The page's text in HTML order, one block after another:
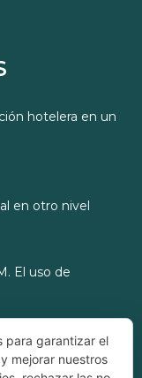
hotelera en un
en otro nivel
El uso de
para garantizar el
mejorar nuestros